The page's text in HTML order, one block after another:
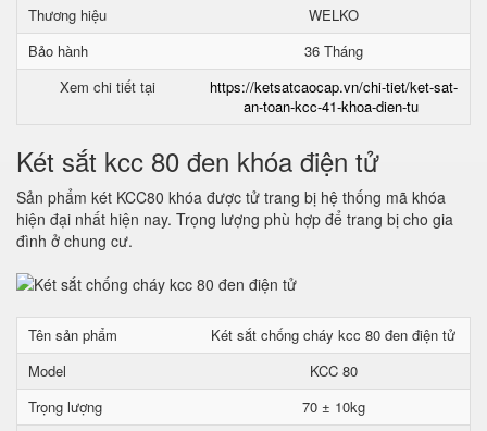
Thương hiệu
WELKO
Bảo hành
36 Tháng
Xem chi tiết tại
https://ketsatcaocap.vn/chi-tiet/ket-sat-
an-toan-kcc-41-khoa-dien-tu
Két sắt kcc 80 đen khóa điện tử
Sản phẩm két KCC80 khóa được tử trang bị hệ thống mã khóa
hiện đại nhất hiện nay. Trọng lượng phù hợp để trang bị cho gia
đình ở chung cư.
Tên sản phẩm
Két sắt chống cháy kcc 80 đen điện tử
Model
KCC 80
Trọng lượng
70 ± 10kg